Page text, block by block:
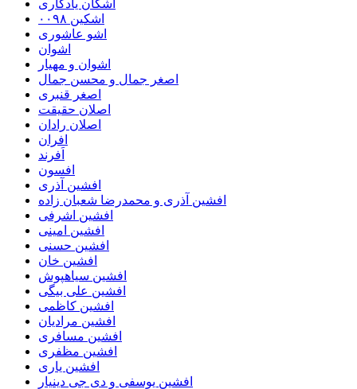
اشکان یادگاری
اشکین ۰۰۹۸
اشو عاشوری
اشوان
اشوان و مهیار
اصغر جمال و محسن جمال
اصغر قنبری
اصلان حقیقت
اصلان رادان
افران
اَفرند
افسون
افشین آذری
افشین آذری و محمدرضا شعبان زاده
افشین اشرفی
افشین امینی
افشین حسنی
افشین خان
افشین سیاهپوش
افشین علی بیگی
افشین کاظمی
افشین مرادیان
افشین مسافری
افشین مظفری
افشین یاری
افشین یوسفی و دی جی دینیار